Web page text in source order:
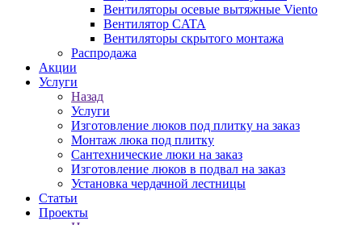
Вентиляторы осевые вытяжные Viento
Вентилятор CATA
Вентиляторы скрытого монтажа
Распродажа
Акции
Услуги
Назад
Услуги
Изготовление люков под плитку на заказ
Монтаж люка под плитку
Сантехнические люки на заказ
Изготовление люков в подвал на заказ
Установка чердачной лестницы
Статьи
Проекты